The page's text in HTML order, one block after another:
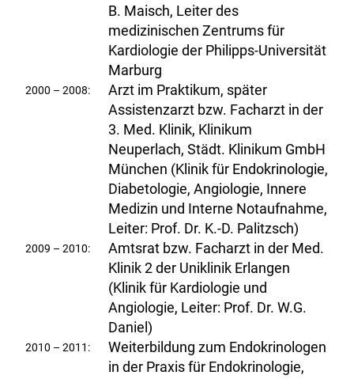
B. Maisch, Leiter des
medizinischen Zentrums für
Kardiologie der Philipps-Universität
Marburg
2000 – 2008:
Arzt im Praktikum, später
Assistenzarzt bzw. Facharzt in der
3. Med. Klinik, Klinikum
Neuperlach, Städt. Klinikum GmbH
München (Klinik für Endokrinologie,
Diabetologie, Angiologie, Innere
Medizin und Interne Notaufnahme,
Leiter: Prof. Dr. K.-D. Palitzsch)
2009 – 2010:
Amtsrat bzw. Facharzt in der Med.
Klinik 2 der Uniklinik Erlangen
(Klinik für Kardiologie und
Angiologie, Leiter: Prof. Dr. W.G.
Daniel)
2010 – 2011:
Weiterbildung zum Endokrinologen
in der Praxis für Endokrinologie,